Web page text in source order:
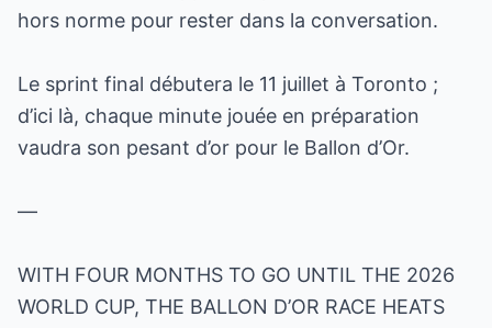
hors norme pour rester dans la conversation.
Le sprint final débutera le 11 juillet à Toronto ;
d’ici là, chaque minute jouée en préparation
vaudra son pesant d’or pour le Ballon d’Or.
—
WITH FOUR MONTHS TO GO UNTIL THE 2026
WORLD CUP, THE BALLON D’OR RACE HEATS